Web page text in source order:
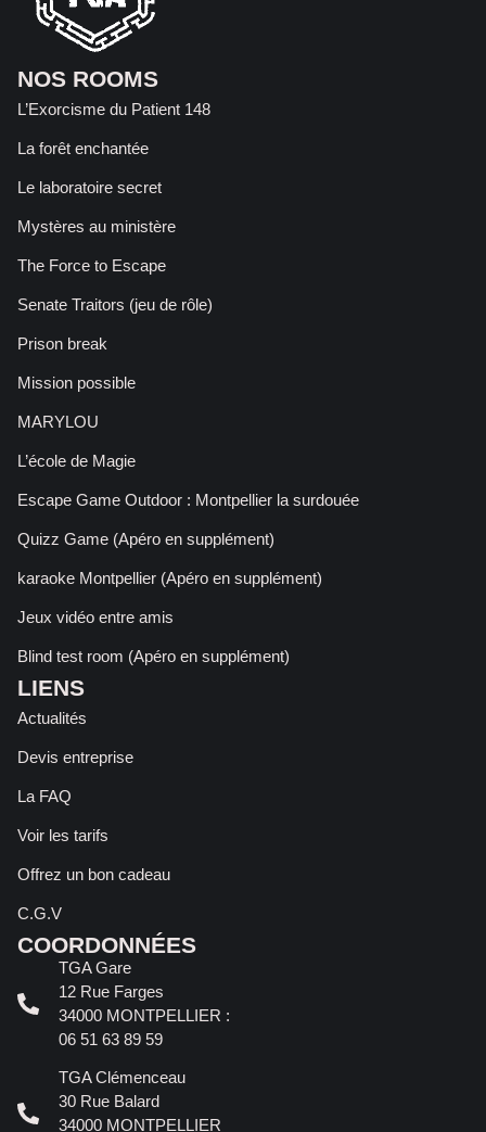
NOS ROOMS
L’Exorcisme du Patient 148
La forêt enchantée
Le laboratoire secret
Mystères au ministère
The Force to Escape
Senate Traitors (jeu de rôle)
Prison break
Mission possible
MARYLOU
L’école de Magie
Escape Game Outdoor : Montpellier la surdouée
Quizz Game (Apéro en supplément)
karaoke Montpellier (Apéro en supplément)
Jeux vidéo entre amis
Blind test room (Apéro en supplément)
LIENS
Actualités
Devis entreprise
La FAQ
Voir les tarifs
Offrez un bon cadeau
C.G.V
COORDONNÉES
TGA Gare
12 Rue Farges
34000 MONTPELLIER :
06 51 63 89 59
TGA Clémenceau
30 Rue Balard
34000 MONTPELLIER